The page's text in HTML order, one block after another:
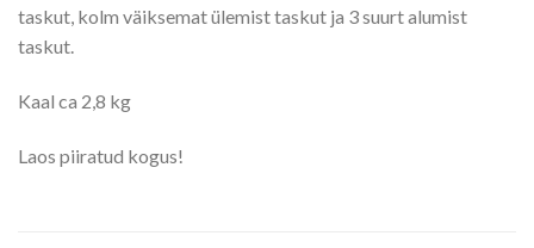
taskut, kolm väiksemat ülemist taskut ja 3 suurt alumist
taskut.
Kaal ca 2,8 kg
Laos piiratud kogus!